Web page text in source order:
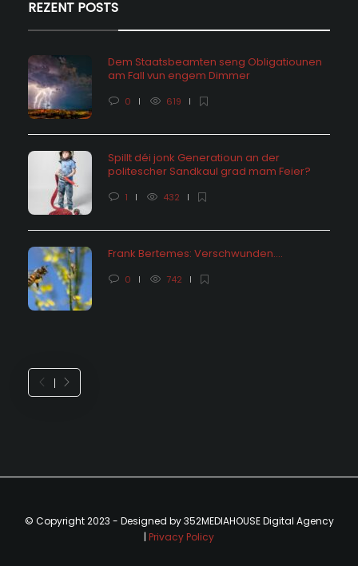
REZENT POSTS
Dem Staatsbeamten seng Obligatiounen
am Fall vun engem Dimmer
0 619
Spillt déi jonk Generatioun an der
politescher Sandkaul grad mam Feier?
1 432
Frank Bertemes: Verschwunden….
0 742
© Copyright 2023 - Designed by 352MEDIAHOUSE Digital Agency
| Privacy Policy